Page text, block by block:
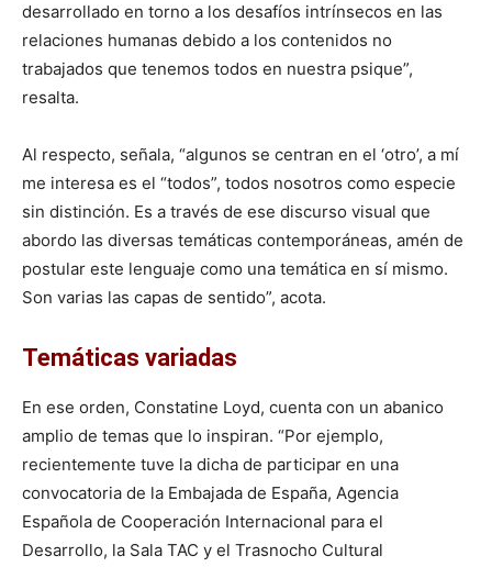
desarrollado en torno a los desafíos intrínsecos en las
relaciones humanas debido a los contenidos no
trabajados que tenemos todos en nuestra psique”,
resalta.
Al respecto, señala, “algunos se centran en el ‘otro’, a mí
me interesa es el “todos”, todos nosotros como especie
sin distinción. Es a través de ese discurso visual que
abordo las diversas temáticas contemporáneas, amén de
postular este lenguaje como una temática en sí mismo.
Son varias las capas de sentido”, acota.
Temáticas variadas
En ese orden, Constatine Loyd, cuenta con un abanico
amplio de temas que lo inspiran. “Por ejemplo,
recientemente tuve la dicha de participar en una
convocatoria de la Embajada de España, Agencia
Española de Cooperación Internacional para el
Desarrollo, la Sala TAC y el Trasnocho Cultural